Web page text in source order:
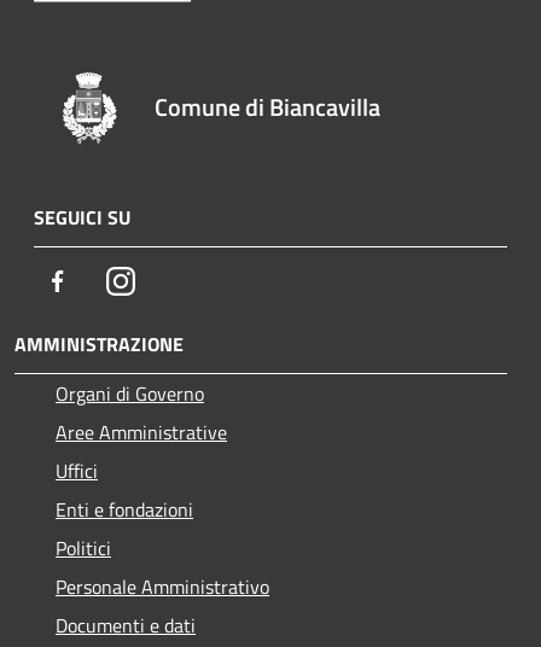
Comune di Biancavilla
SEGUICI SU
FacebookInstagram
AMMINISTRAZIONE
Organi di Governo
Aree Amministrative
Uffici
Enti e fondazioni
Politici
Personale Amministrativo
Documenti e dati